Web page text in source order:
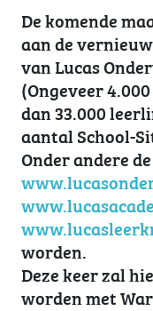
De komende
aan de
van Lucas
(Ongeveer
dan 33.000
aantal School-
Onder andere
worden.
Deze keer zal
worden met